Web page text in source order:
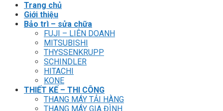
Trang chủ
Giới thiệu
Bảo trì – sửa chữa
FUJI – LIÊN DOANH
MITSUBISHI
THYSSENKRUPP
SCHINDLER
HITACHI
KONE
THIẾT KẾ – THI CÔNG
THANG MÁY TẢI HÀNG
THANG MÁY GIA ĐÌNH